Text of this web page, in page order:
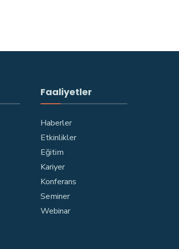
Faaliyetler
Haberler
Etkinlikler
Eğitim
Kariyer
Konferans
Seminer
Webinar